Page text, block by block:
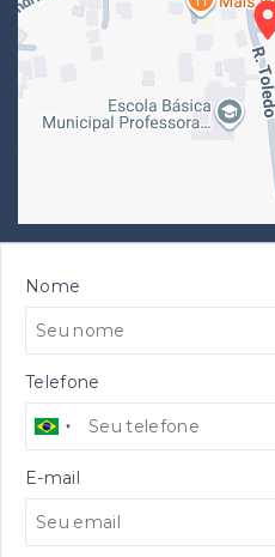
Nome
Telefone
E-mail